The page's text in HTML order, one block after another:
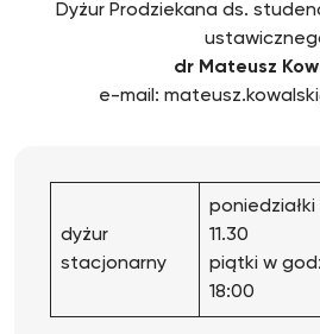
Dyżur Prodziekana ds.
dr Mateusz
e-mail:
dyżur
stacjonarny
poniedziałki
11.30
piątki w
18:00